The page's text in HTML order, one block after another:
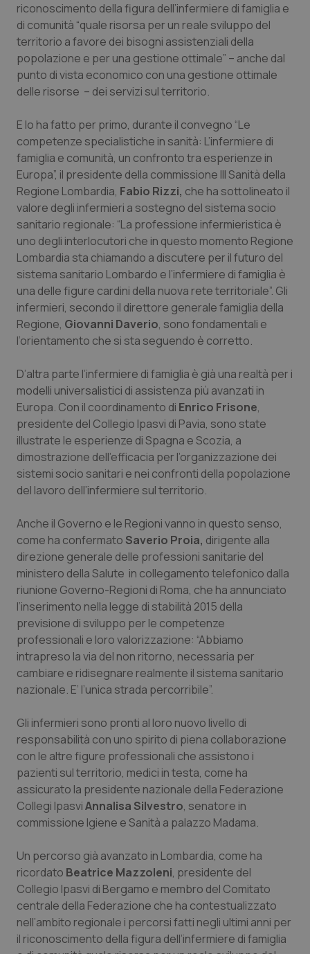
Molise
Piemonte
Provincia Autonoma di Bolzano
Provincia Autonoma di Trento
Puglia
Sardegna
Sicilia
Toscana
Umbria
Valle D’Aosta
Veneto
Epatiti
HIV
Infezioni & Febbre
Ipertensione & Scompenso
Malattie rare
Malattia di Crohn & Rettocolite Ulcerosa
Neuroscienze & patologie neurodegenerative
Obesità
Oftalmologia
Oncodermatologia
Oncoematologia
Oncologia & Nutrizione
Psoriasi & pelle
Quotidiano Cardiologia
Quotidiano Chirurgia
Quotidiano Oncologia
Quotidiano Pediatria
Rene & patologie urogenitali
Salute orale & impianti
Sangue & coagulazione
Tiroide
Tumore al seno
Tumore ovarico
Tumori gastrointestinali
Ulcera & Reflusso
Vaccini
riconoscimento della figura dell’infermiere di famiglia e
di comunità “quale risorsa per un reale sviluppo del
territorio a favore dei bisogni assistenziali della
popolazione e per una gestione ottimale” – anche dal
punto di vista economico con una gestione ottimale
delle risorse – dei servizi sul territorio.
E lo ha fatto per primo, durante il convegno “Le
competenze specialistiche in sanità: L’infermiere di
famiglia e comunità, un confronto tra esperienze in
Europa”, il presidente della commissione III Sanità della
Regione Lombardia, Fabio Rizzi, che ha sottolineato il
valore degli infermieri a sostegno del sistema socio
sanitario regionale: “La professione infermieristica è
uno degli interlocutori che in questo momento Regione
Lombardia sta chiamando a discutere per il futuro del
sistema sanitario Lombardo e l’infermiere di famiglia è
una delle figure cardini della nuova rete territoriale”. Gli
infermieri, secondo il direttore generale famiglia della
Regione, Giovanni Daverio, sono fondamentali e
l’orientamento che si sta seguendo è corretto.
D’altra parte l’infermiere di famiglia è già una realtà per i
modelli universalistici di assistenza più avanzati in
Europa. Con il coordinamento di Enrico Frisone,
presidente del Collegio Ipasvi di Pavia, sono state
illustrate le esperienze di Spagna e Scozia, a
dimostrazione dell’efficacia per l’organizzazione dei
sistemi socio sanitari e nei confronti della popolazione
del lavoro dell’infermiere sul territorio.
Anche il Governo e le Regioni vanno in questo senso,
come ha confermato Saverio Proia, dirigente alla
direzione generale delle professioni sanitarie del
ministero della Salute in collegamento telefonico dalla
riunione Governo-Regioni di Roma, che ha annunciato
l’inserimento nella legge di stabilità 2015 della
previsione di sviluppo per le competenze
professionali e loro valorizzazione: “Abbiamo
intrapreso la via del non ritorno, necessaria per
cambiare e ridisegnare realmente il sistema sanitario
nazionale. E’ l’unica strada percorribile”.
Gli infermieri sono pronti al loro nuovo livello di
responsabilità con uno spirito di piena collaborazione
con le altre figure professionali che assistono i
pazienti sul territorio, medici in testa, come ha
assicurato la presidente nazionale della Federazione
Collegi IpasviAnnalisa Silvestro, senatore in
commissione Igiene e Sanità a palazzo Madama.
Un percorso già avanzato in Lombardia, come ha
ricordato Beatrice Mazzoleni, presidente del
Collegio Ipasvi di Bergamo e membro del Comitato
centrale della Federazione che ha contestualizzato
nell’ambito regionale i percorsi fatti negli ultimi anni per
il riconoscimento della figura dell’infermiere di famiglia